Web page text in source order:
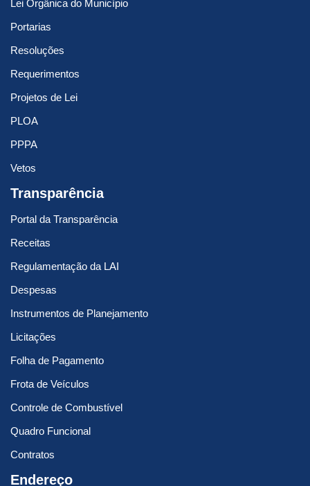
Lei Orgânica do Município
Portarias
Resoluções
Requerimentos
Projetos de Lei
PLOA
PPPA
Vetos
Transparência
Portal da Transparência
Receitas
Regulamentação da LAI
Despesas
Instrumentos de Planejamento
Licitações
Folha de Pagamento
Frota de Veículos
Controle de Combustível
Quadro Funcional
Contratos
Endereço